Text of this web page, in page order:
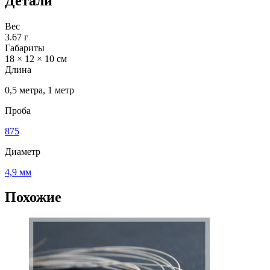
Вес
3.67 г
Габариты
18 × 12 × 10 см
Длина
0,5 метра, 1 метр
Проба
875
Диаметр
4,9 мм
Похожие